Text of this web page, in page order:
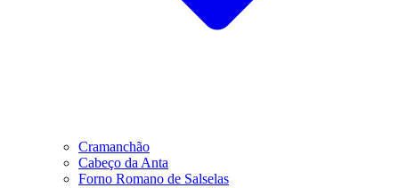
Cramanchão
Cabeço da Anta
Forno Romano de Salselas